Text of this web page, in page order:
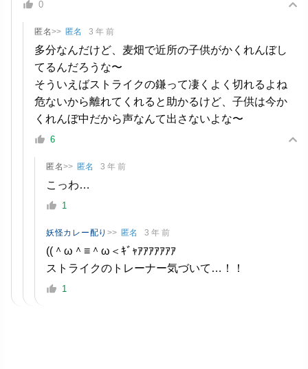
0
匿名>>匿名 3 年 前
多分なんだけど、麦畑で近所の子供がかくれんぼし
てるんだろうな〜
そういえばストライクの鎌って凄くよく切れるよね
危ないから離れてくれると助かるけど、子供は今か
くれんぼ中だから声なんて出さないよな〜
6
匿名>>匿名 3 年 前
こっわ…
1
妖怪カレー配り >> 匿名 3 年 前
((＾ω＾≡＾ω＜ｷﾞｬｱｱｱｱｱｱｱ
ストライクのトレーナー気づいて…！！
1